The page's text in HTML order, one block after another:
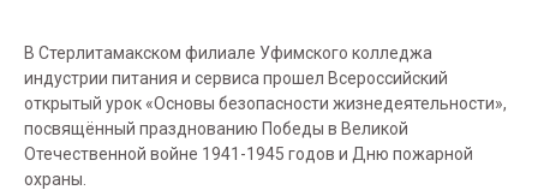
В Стерлитамакском филиале Уфимского колледжа
индустрии питания и сервиса прошел Всероссийский
открытый урок «Основы безопасности жизнедеятельности»,
посвящённый празднованию Победы в Великой
Отечественной войне 1941-1945 годов и Дню пожарной
охраны.